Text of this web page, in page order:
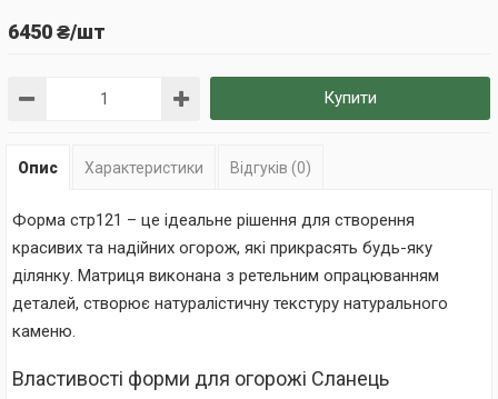
6450 ₴/шт
Купити
Опис Характеристики Відгуків (0)
Форма стр121 – це ідеальне рішення для створення
красивих та надійних огорож, які прикрасять будь-яку
ділянку. Матриця виконана з ретельним опрацюванням
деталей, створює натуралістичну текстуру натурального
каменю.
Властивості форми для огорожі Сланець